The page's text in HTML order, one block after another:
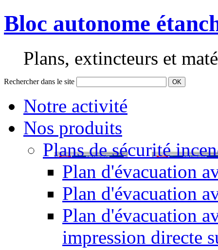
Bloc autonome
Plans, extincteurs et
Rechercher dans le site OK
Notre activité
Nos produits
Plans de sécurité
Plan d'évacuation
Plan d'évacuation
Plan d'évacuation
impression directe